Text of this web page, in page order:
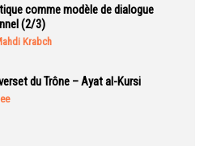
comme modèle de dialogue
(2/3)
Krabch
du Trône – Ayat al-Kursi